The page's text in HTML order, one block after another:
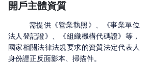
開戶主體資質
需提供 《營業執照》、《事業單位
法人登記證》、《組織機構代碼證》等，
國家相關法律法規要求的資質法定代表人
身份證正反面影本、掃描件。